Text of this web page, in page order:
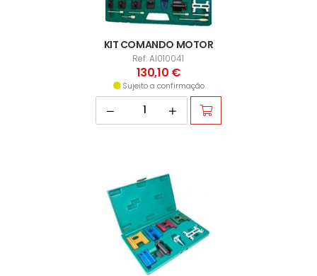
KIT COMANDO MOTOR
Ref: AI010041
130,10 €
Sujeito a confirmação